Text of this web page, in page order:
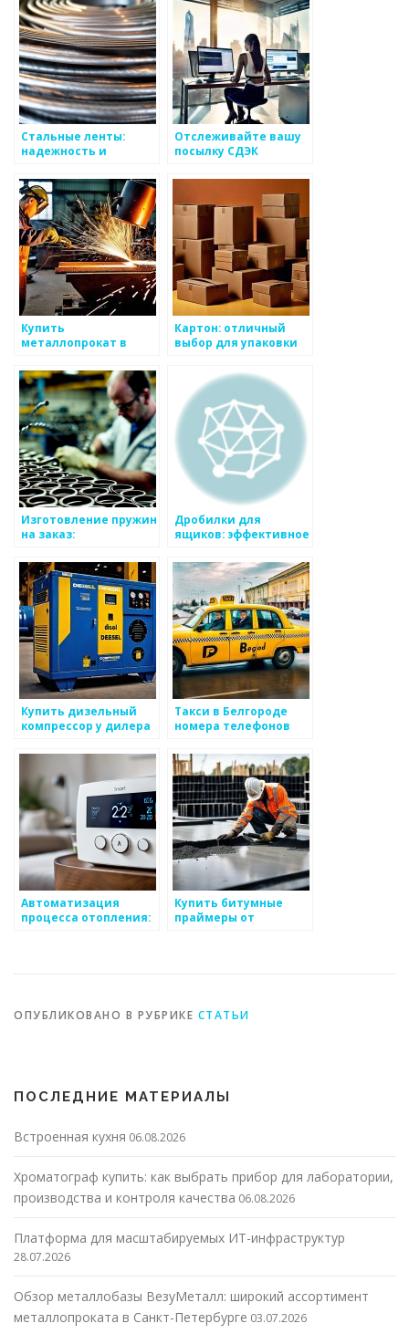
эффективность
Стальные ленты:
надежность и
различных задач
Отслеживайте вашу
посылку СДЭК
лишних хлопот
Купить
металлопрокат в
разнообразие выбора
и доступные цены на
сайте
Картон: отличный
выбор для упаковки
Изготовление пружин
на заказ:
комфорт
Дробилки для
ящиков: эффективное
утилизации отходов
Купить дизельный
компрессор у дилера
Такси в Белгороде
номера телефонов
Автоматизация
процесса отопления:
Купить битумные
праймеры от
ОПУБЛИКОВАНО В РУБРИКЕ СТАТЬИ
ПОСЛЕДНИЕ МАТЕРИАЛЫ
Встроенная кухня 06.08.2026
Хроматограф купить: как выбрать прибор для лаборатории,
производства и контроля качества 06.08.2026
Платформа для масштабируемых ИТ-инфраструктур
28.07.2026
Обзор металлобазы ВезуМеталл: широкий ассортимент
металлопроката в Санкт-Петербурге 03.07.2026